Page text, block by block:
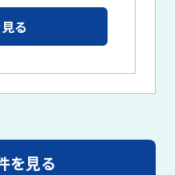
る
を見る